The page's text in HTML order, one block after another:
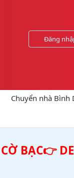
Đăng
Chuyển nhà Bình
BẠC👉